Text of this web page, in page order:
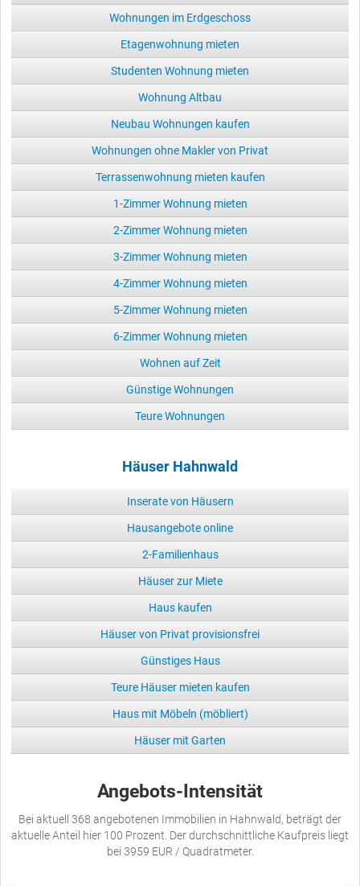
Wohnungen im Erdgeschoss
Etagenwohnung mieten
Studenten Wohnung mieten
Wohnung Altbau
Neubau Wohnungen kaufen
Wohnungen ohne Makler von Privat
Terrassenwohnung mieten kaufen
1-Zimmer Wohnung mieten
2-Zimmer Wohnung mieten
3-Zimmer Wohnung mieten
4-Zimmer Wohnung mieten
5-Zimmer Wohnung mieten
6-Zimmer Wohnung mieten
Wohnen auf Zeit
Günstige Wohnungen
Teure Wohnungen
Häuser Hahnwald
Inserate von Häusern
Hausangebote online
2-Familienhaus
Häuser zur Miete
Haus kaufen
Häuser von Privat provisionsfrei
Günstiges Haus
Teure Häuser mieten kaufen
Haus mit Möbeln (möbliert)
Häuser mit Garten
Angebots-Intensität
Bei aktuell 368 angebotenen Immobilien in Hahnwald, beträgt der
aktuelle Anteil hier 100 Prozent. Der durchschnittliche Kaufpreis liegt
bei 3959 EUR / Quadratmeter.